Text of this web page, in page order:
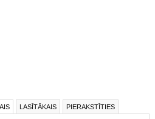
LASĪTĀKAIS PIERAKSTĪTIES